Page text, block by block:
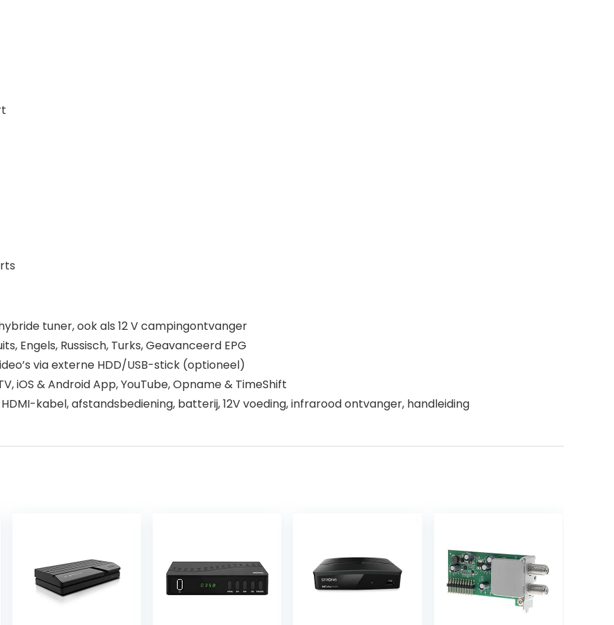
tuner, ook als 12 V campingontvanger
Engels, Russisch, Turks, Geavanceerd EPG
via externe HDD/USB-stick (optioneel)
iOS & Android App, YouTube, Opname & TimeShift
HDMI-kabel, afstandsbediening, batterij, 12V voeding, infrarood ontvanger, handleiding